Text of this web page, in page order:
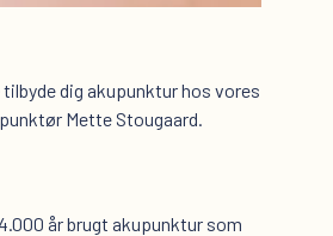
dig akupunktur hos vores
Mette Stougaard.
år brugt akupunktur som